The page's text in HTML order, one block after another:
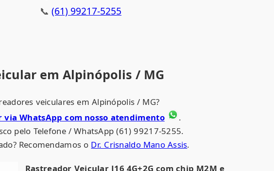
📞 (61) 99217-5255
em Alpinópolis / MG
veiculares em Alpinópolis / MG?
WhatsApp com nosso atendimento
.
pelo Telefone / WhatsApp (61) 99217-5255.
Recomendamos o Dr. Crisnaldo Mano Assis.
Rastreador Veicular J16 4G+2G com chip M2M e